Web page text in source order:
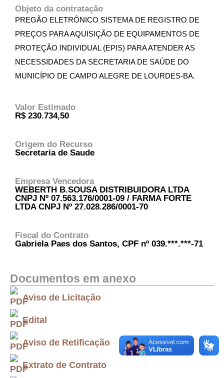
Objeto da contratação
PREGÃO ELETRÔNICO SISTEMA DE REGISTRO DE
PREÇOS PARA AQUISIÇÃO DE EQUIPAMENTOS DE
PROTEÇÃO INDIVIDUAL (EPIS) PARA ATENDER AS
NECESSIDADES DA SECRETARIA DE SAÚDE DO
MUNICÍPIO DE CAMPO ALEGRE DE LOURDES-BA.
Valor Estimado
R$ 230.734,50
Origem do Recurso
Secretaria de Saude
Empresa Vencedora
WEBERTH B.SOUSA DISTRIBUIDORA LTDA
CNPJ Nº 07.563.176/0001-09 / FARMA FORTE
LTDA CNPJ Nº 27.028.286/0001-70
Fiscal do Contrato
Gabriela Paes dos Santos, CPF nº 039.***.***-71
Documentos em anexo
Aviso de Licitação
Edital
Aviso de Retificação
Extrato de Contrato